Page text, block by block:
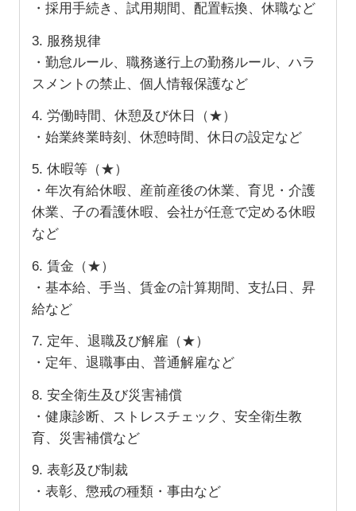
・採用手続き、試用期間、配置転換、休職など
3. 服務規律
・勤怠ルール、職務遂行上の勤務ルール、ハラ
スメントの禁止、個人情報保護など
4. 労働時間、休憩及び休日（★）
・始業終業時刻、休憩時間、休日の設定など
5. 休暇等（★）
・年次有給休暇、産前産後の休業、育児・介護
休業、子の看護休暇、会社が任意で定める休暇
など
6. 賃金（★）
・基本給、手当、賃金の計算期間、支払日、昇
給など
7. 定年、退職及び解雇（★）
・定年、退職事由、普通解雇など
8. 安全衛生及び災害補償
・健康診断、ストレスチェック、安全衛生教
育、災害補償など
9. 表彰及び制裁
・表彰、懲戒の種類・事由など